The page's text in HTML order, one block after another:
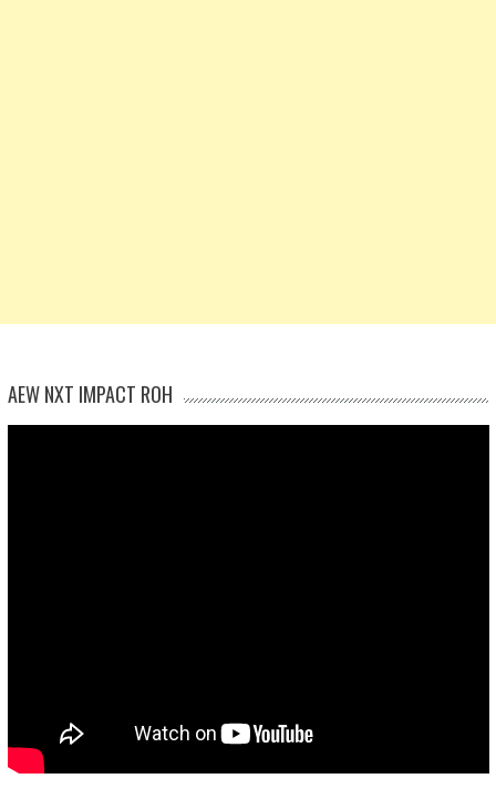
AEW NXT IMPACT ROH